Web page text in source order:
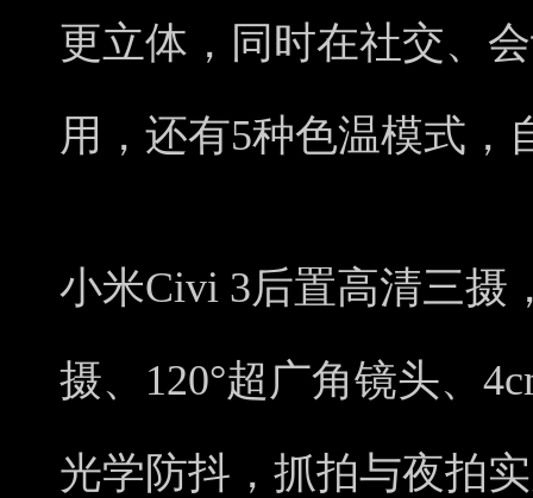
更立体，同时在社交、
用，还有5种色温模式，
小米Civi 3后置高清三摄
摄、120°超广角镜头、
光学防抖，抓拍与夜拍